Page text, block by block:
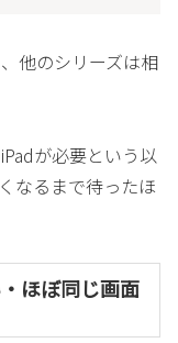
他のシリーズは相
が必要という以
なるまで待ったほ
ほぼ同じ画面